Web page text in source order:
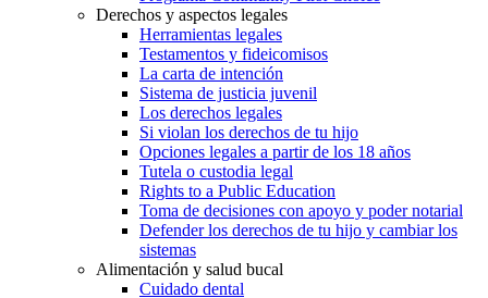
Derechos y aspectos legales
Herramientas legales
Testamentos y fideicomisos
La carta de intención
Sistema de justicia juvenil
Los derechos legales
Si violan los derechos de tu hijo
Opciones legales a partir de los 18 años
Tutela o custodia legal
Rights to a Public Education
Toma de decisiones con apoyo y poder notarial
Defender los derechos de tu hijo y cambiar los
sistemas
Alimentación y salud bucal
Cuidado dental